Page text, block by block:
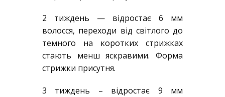
2 тиждень — відростає 6 мм
волосся, переходи від світлого до
темного на коротких стрижках
стають менш яскравими. Форма
стрижки присутня.
3 тиждень – відростає 9 мм